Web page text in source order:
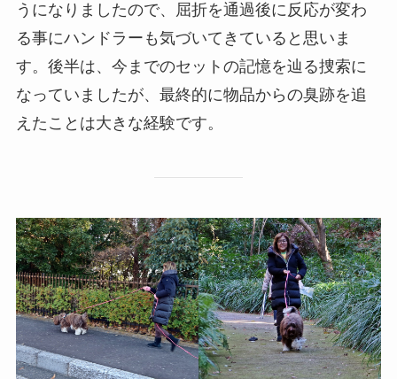
うになりましたので、屈折を通過後に反応が変わ
る事にハンドラーも気づいてきていると思いま
す。後半は、今までのセットの記憶を辿る捜索に
なっていましたが、最終的に物品からの臭跡を追
えたことは大きな経験です。